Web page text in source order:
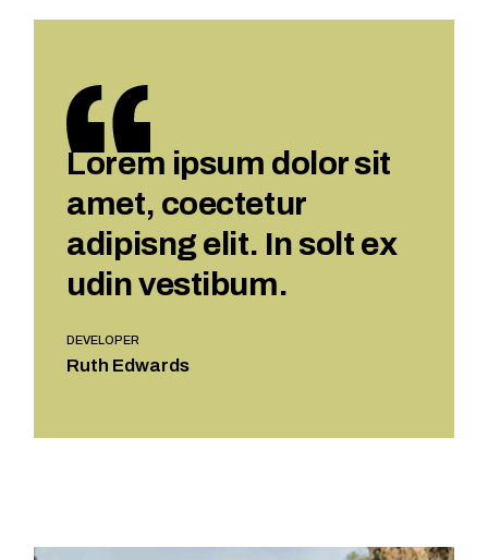
Lorem ipsum dolor sit
amet, coectetur
adipisng elit. In solt ex
udin vestibum.
DEVELOPER
Ruth Edwards